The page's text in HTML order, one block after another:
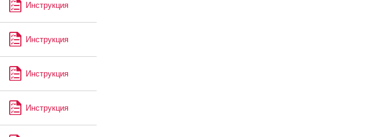
Инструкция
Инструкция
Инструкция
Инструкция